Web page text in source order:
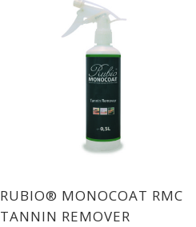
RUBIO® MONOCOAT RMC
TANNIN REMOVER